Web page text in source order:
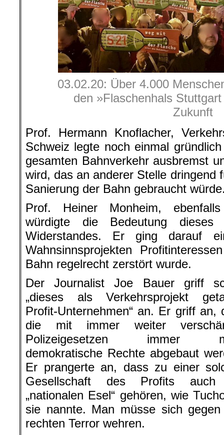
03.02.20: Über 4.000
den »Flaschenhals
Zukunft
Prof. Hermann Knoflacher,
Schweiz legte noch einmal
gesamten Bahnverkehr ausbremst
wird, das an anderer Stelle dringend
Sanierung der Bahn gebraucht
Prof. Heiner Monheim, ebenfalls
würdigte die Bedeutung dieses
Widerstandes. Er ging darauf
Wahnsinnsprojekten
Bahn regelrecht zerstört wurde.
Der Journalist Joe Bauer griff
„dieses als Verkehrsprojekt
Profit-Unternehmen“ an. Er griff an,
die mit immer weiter
Polizeigesetzen immer
demokratische Rechte abgebaut
Er prangerte an, dass zu einer
Gesellschaft des Profits
„nationalen Esel“ gehören, wie
sie nannte. Man müsse sich
rechten Terror wehren.